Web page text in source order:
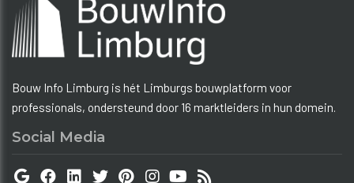
Bouw Info Limburg is hét Limburgs bouwplatform voor
professionals, ondersteund door 16 marktleiders in hun domein.
Social Media